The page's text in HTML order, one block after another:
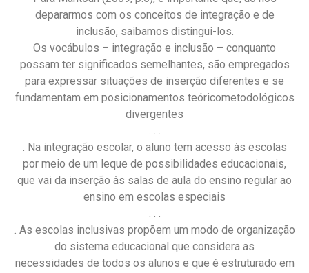
depararmos com os conceitos de integração e de
inclusão, saibamos distingui-los.
Os vocábulos – integração e inclusão – conquanto
possam ter significados semelhantes, são empregados
para expressar situações de inserção diferentes e se
fundamentam em posicionamentos teóricometodológicos
divergentes
. . .
. Na integração escolar, o aluno tem acesso às escolas
por meio de um leque de possibilidades educacionais,
que vai da inserção às salas de aula do ensino regular ao
ensino em escolas especiais
. . .
. As escolas inclusivas propõem um modo de organização
do sistema educacional que considera as
necessidades de todos os alunos e que é estruturado em